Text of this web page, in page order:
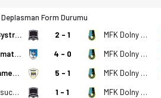
Form Durumu
Dukla Bystrica (A) 2 - 1 MFK Dolny Kubin
MSK Fomat Martin 4 - 0 MFK Dolny Kubin
MSK Namestovo 5 - 1 MFK Dolny Kubin
MSK Kysucke Nove Mesto 1 - 1 MFK Dolny Kubin